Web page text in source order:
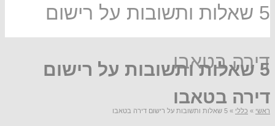
5 שאלות ותשובות על רישום
דירה בטאבו
ראשי » כללי » 5 שאלות ותשובות על רישום דירה בטאבו
5 שאלות ותשובות על רישום
דירה בטאבו